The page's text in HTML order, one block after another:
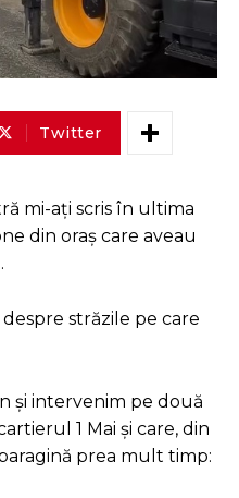
Twitter
mi-ați scris în ultima
din oraș care aveau
străzile pe care
și intervenim pe două
1 Mai și care, din
prea mult timp: